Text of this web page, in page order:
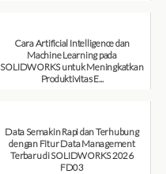
Cara Artificial Intelligence dan
Machine Learning pada
SOLIDWORKS untuk Meningkatkan
Produktivitas E...
Data Semakin Rapi dan Terhubung
dengan Fitur Data Management
Terbaru di SOLIDWORKS 2026
FD03